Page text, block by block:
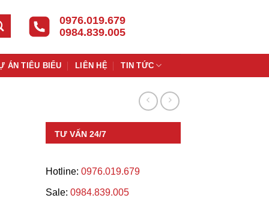
0976.019.679
0984.839.005
ÁN TIÊU BIỂU LIÊN HỆ TIN TỨC
TƯ VẤN 24/7
Hotline: 0976.019.679
Sale: 0984.839.005